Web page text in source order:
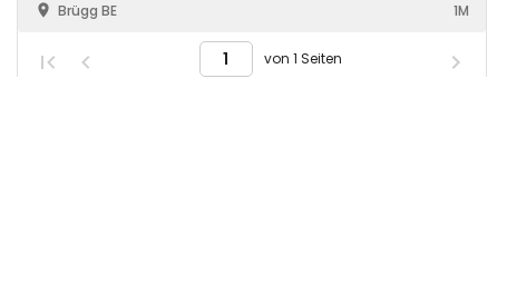
Brügg BE 1M
von 1 Seiten